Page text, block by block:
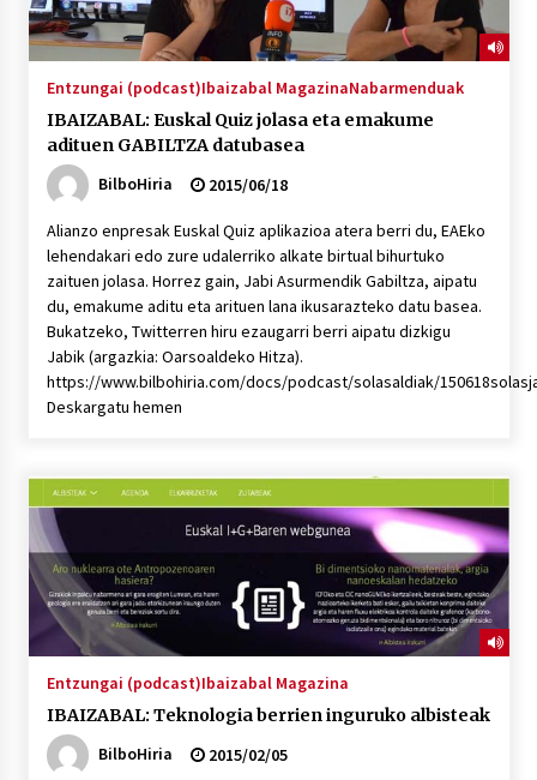
Entzungai (podcast)Ibaizabal MagazinaNabarmenduak
IBAIZABAL: Euskal Quiz jolasa eta emakume
adituen GABILTZA datubasea
BilboHiria
2015/06/18
Alianzo enpresak Euskal Quiz aplikazioa atera berri du, EAEko
lehendakari edo zure udalerriko alkate birtual bihurtuko
zaituen jolasa. Horrez gain, Jabi Asurmendik Gabiltza, aipatu
du, emakume aditu eta arituen lana ikusarazteko datu basea.
Bukatzeko, Twitterren hiru ezaugarri berri aipatu dizkigu
Jabik (argazkia: Oarsoaldeko Hitza).
https://www.bilbohiria.com/docs/podcast/solasaldiak/
Deskargatu hemen
Entzungai (podcast)Ibaizabal Magazina
IBAIZABAL: Teknologia berrien inguruko albisteak
BilboHiria
2015/02/05